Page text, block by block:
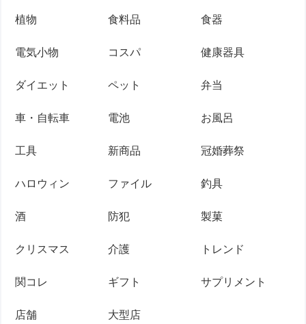
植物 食料品 食器
電気小物 コスパ 健康器具
ダイエット ペット 弁当
車・自転車 電池 お風呂
工具 新商品 冠婚葬祭
ハロウィン ファイル 釣具
酒 防犯 製菓
クリスマス 介護 トレンド
関コレ ギフト サプリメント
店舗 大型店